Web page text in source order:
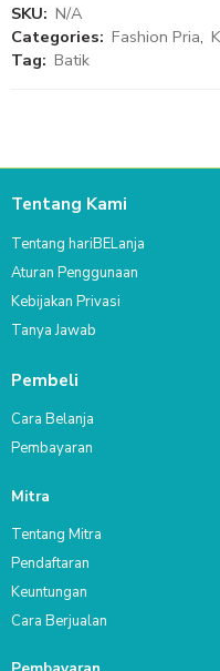
SKU: N/A
Categories: Fashion Pria,
Tag: Batik
Tentang Kami
Tentang hariBELanja
Aturan Penggunaan
Kebijakan Privasi
Tanya Jawab
Pembeli
Cara Belanja
Pembayaran
Mitra
Tentang Mitra
Pendaftaran
Keuntungan
Cara Berjualan